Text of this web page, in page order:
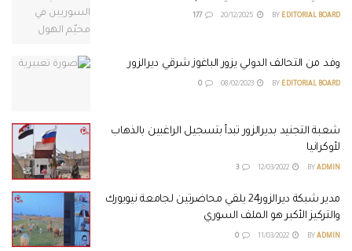
BY EDITORIAL BOARD
وفد من التحالف الدولي يزور الباغوز شرقي ديرالزور
BY EDITORIAL BOARD
شعبة التجنيد بديرالزور تبدأ بتسجيل الراغبين بالذهاب
لأوكرانيا
BY ADMIN
مدير شبكة ديرالزور24 يلقي محاضرتين لجامعة نيويورك
والتركيز الأكبر هو الملف السوري
BY ADMIN